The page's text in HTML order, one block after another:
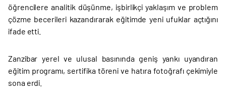
öğrencilere analitik düşünme, işbirlikçi yaklaşım ve problem
çözme becerileri kazandırarak eğitimde yeni ufuklar açtığını
ifade etti.
Zanzibar yerel ve ulusal basınında geniş yankı uyandıran
eğitim programı, sertifika töreni ve hatıra fotoğrafı çekimiyle
sona erdi.